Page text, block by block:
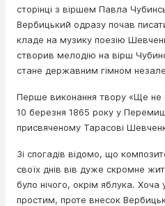
сторінці з віршем Павла
Вербицький одразу почав
кладе на музику поезію
створив мелодію на вірш
стане державним гімном
Перше виконання твору «Ще не
10 березня 1865 року у
присвяченому Тарасові
Зі спогадів відомо, що
своїх днів вів дуже скромне
було нічого, окрім яблука. Хоча
простим, проте внесок